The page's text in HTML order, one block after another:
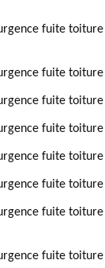
fuite
fuite
fuite
fuite
fuite
fuite
fuite toiture
fuite